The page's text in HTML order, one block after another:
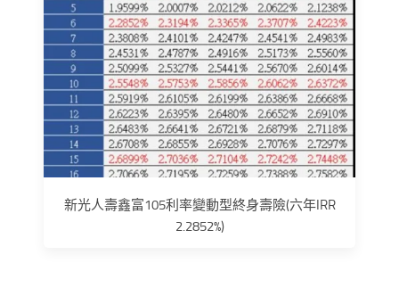
新光人壽鑫富105利率變動型終身壽險(六年IRR
2.2852%)